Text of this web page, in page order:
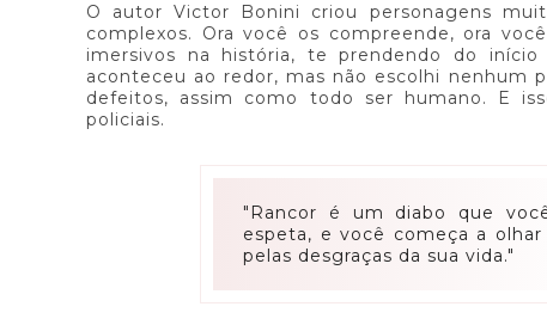
O autor Victor Bonini criou personagens
complexos. Ora você os compreende, ora
imersivos na história, te prendendo do
aconteceu ao redor, mas não escolhi nenhum
defeitos, assim como todo ser humano. E
policiais.
"Rancor é um diabo que
espeta, e você começa a
pelas desgraças da sua vida."